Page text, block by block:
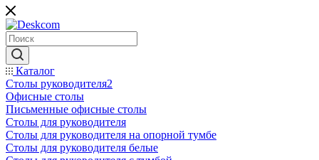
Каталог
Столы руководителя2
Офисные столы
Письменные офисные столы
Столы для руководителя
Столы для руководителя на опорной тумбе
Столы для руководителя белые